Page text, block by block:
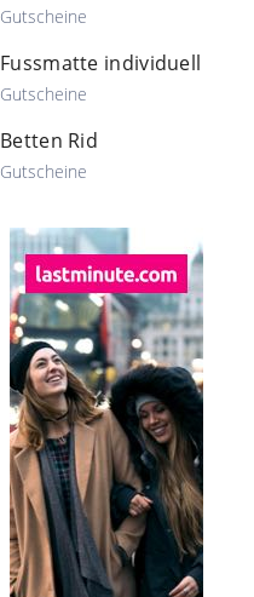
Gutscheine
Fussmatte individuell
Gutscheine
Betten Rid
Gutscheine